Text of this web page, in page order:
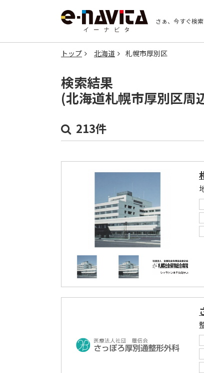
さぁ、今すぐ検索
トップ 北海道 札幌市厚別区
検索結果
(北海道札幌市厚別区周
213件